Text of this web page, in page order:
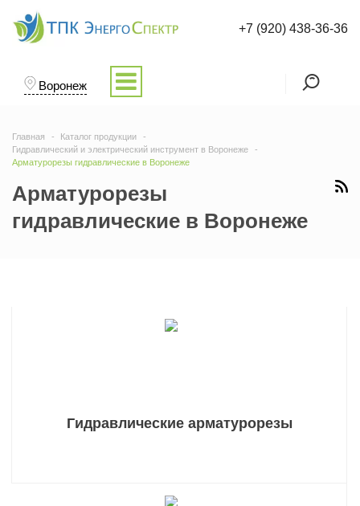
Воронеж
+7 (920) 438-36-36
Главная
Каталог продукции
Гидравлический и электрический инструмент в Воронеже
Арматурорезы гидравлические в Воронеже
Арматурорезы
гидравлические в Воронеже
Гидравлические арматурорезы